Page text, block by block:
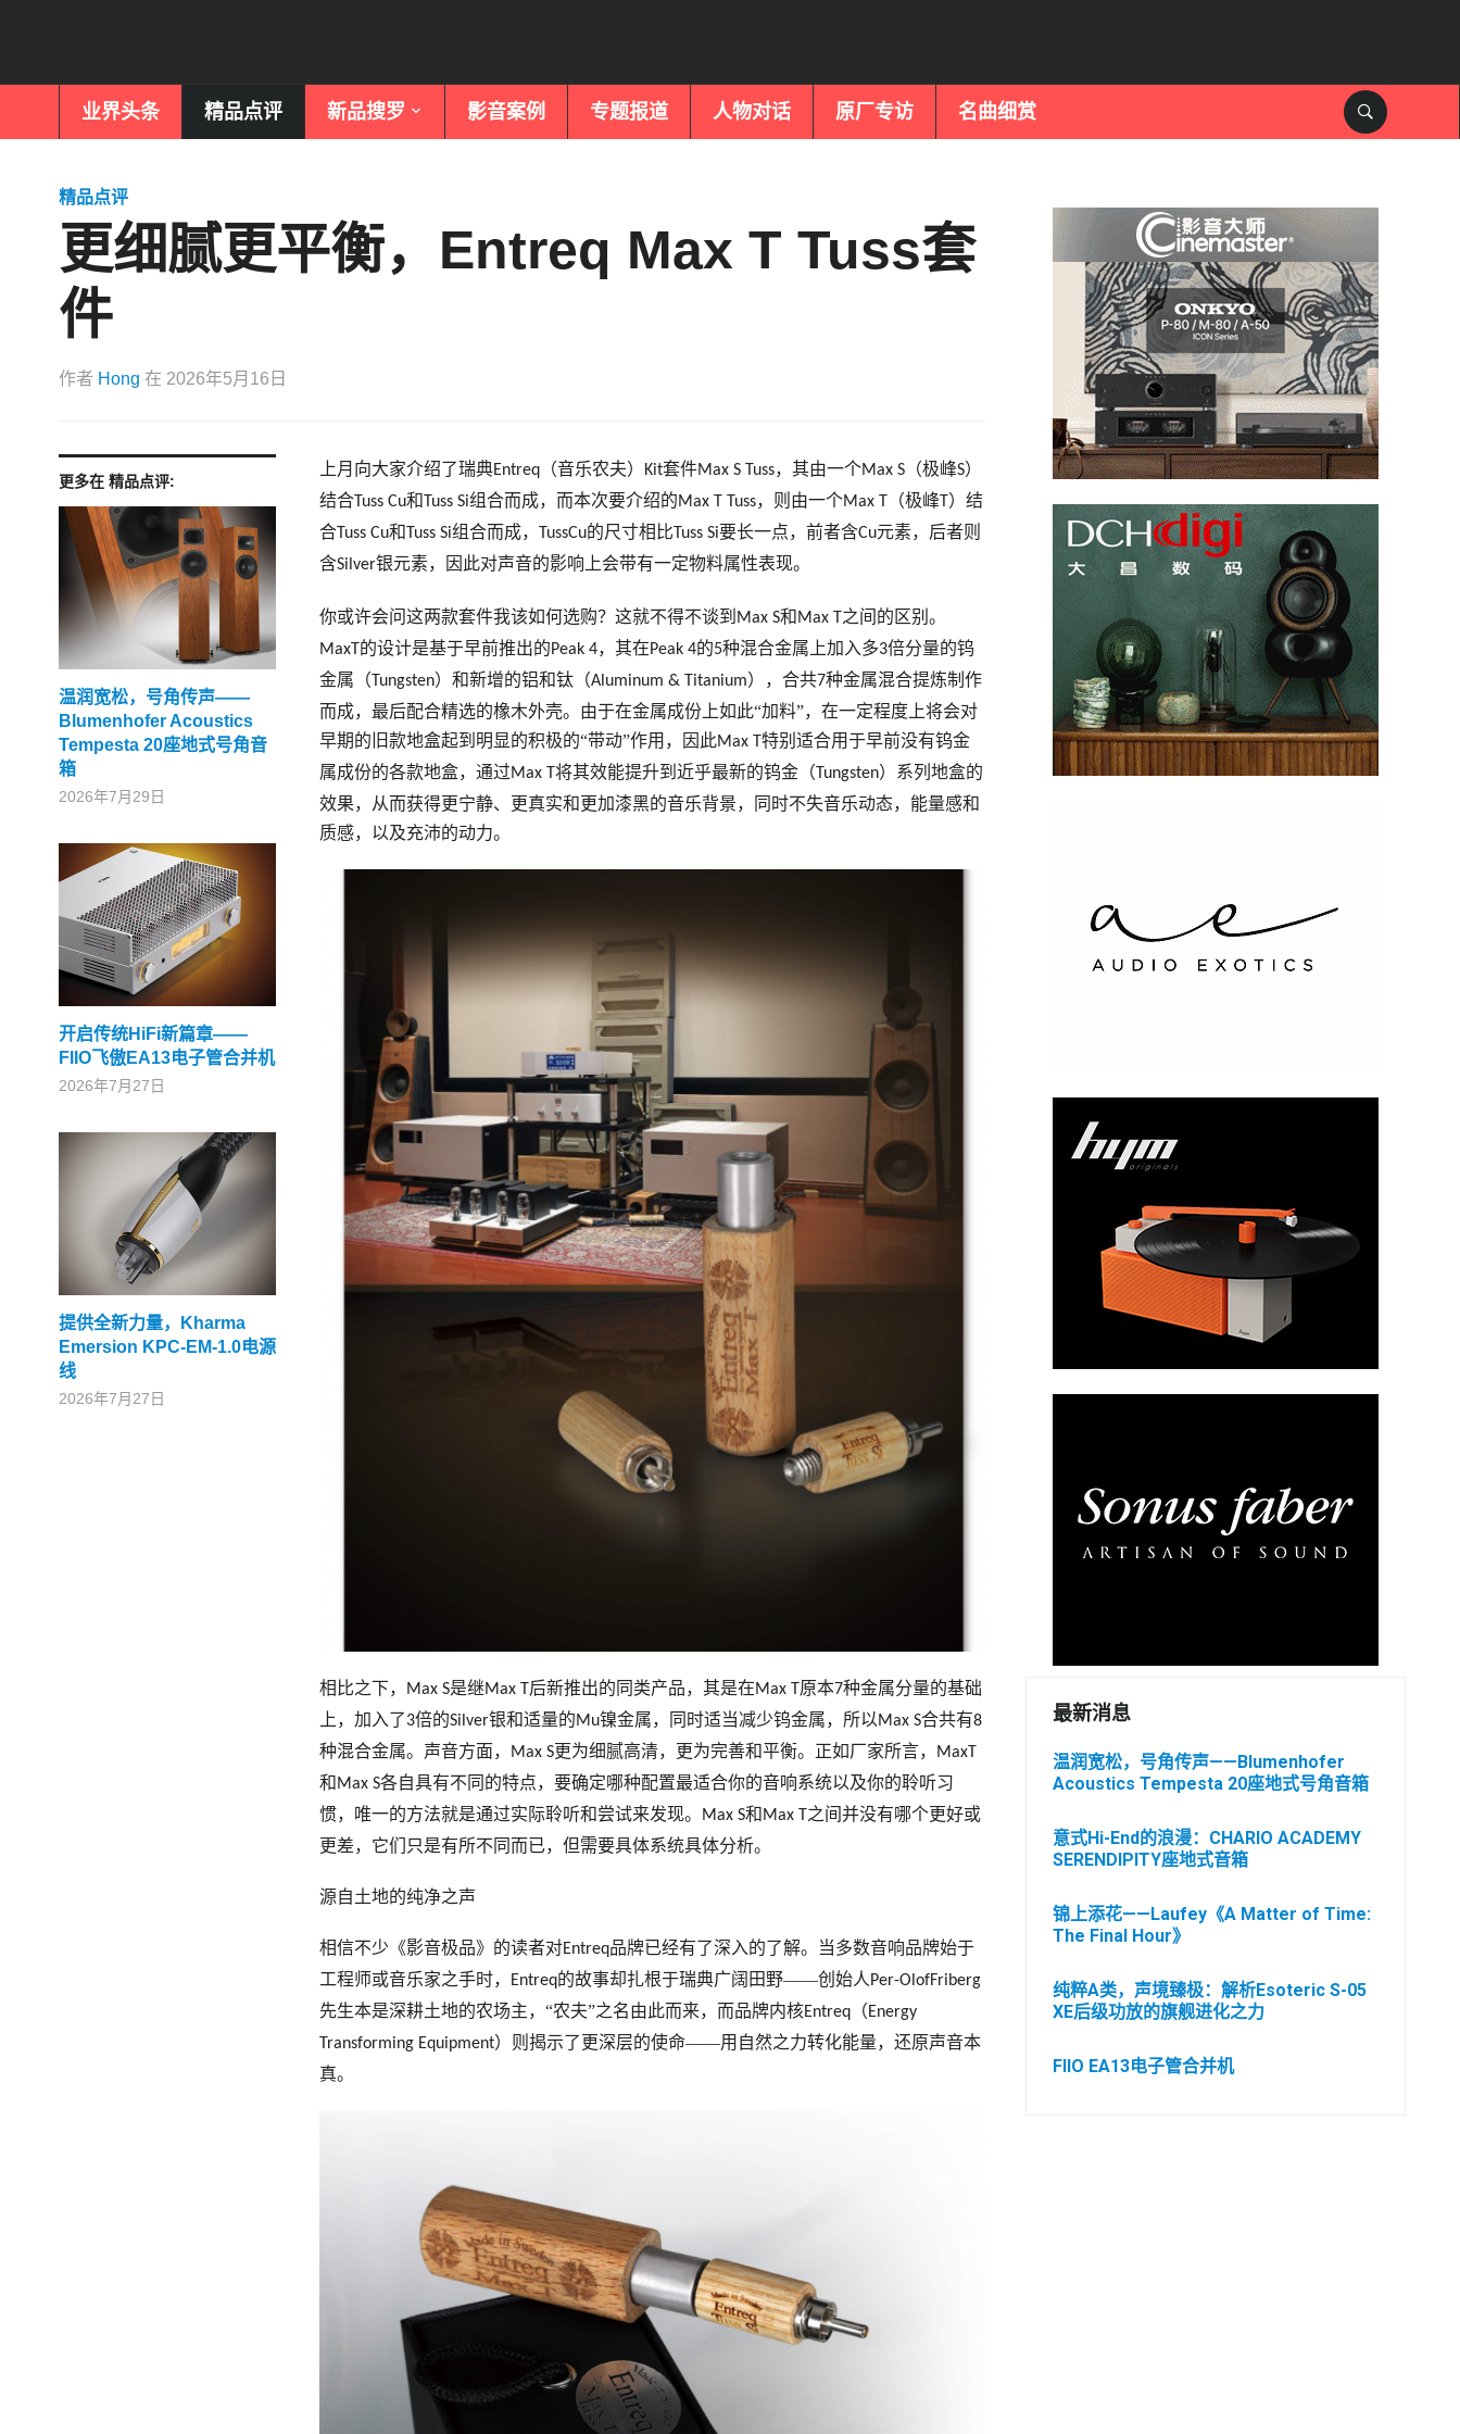
业界头条 精品点评 新品搜罗 影音案例 专题报道 人物对话 原厂专访 名曲细赏
精品点评
更细腻更平衡，Entreq Max T Tuss套
件
作者 Hong 在 2026年5月16日
更多在 精品点评:
温润宽松，号角传声——
Blumenhofer Acoustics
Tempesta 20座地式号角音
箱
2026年7月29日
开启传统HiFi新篇章——
FIIO飞傲EA13电子管合并机
2026年7月27日
提供全新力量，Kharma
Emersion KPC-EM-1.0电源
线
2026年7月27日
上月向大家介绍了瑞典Entreq（音乐农夫） Kit套件Max S Tuss，其由一个Max S（极峰S）
结合Tuss Cu和Tuss Si组合而成，而本次要介绍的Max T Tuss，则由一个Max T（极峰T）结
合Tuss Cu和Tuss Si组合而成， TussCu的尺寸相比Tuss Si要长一点，前者含Cu元素，后者则
含Silver银元素，因此对声音的影响上会带有一定物料属性表现。
你或许会问这两款套件我该如何选购？这就不得不谈到 Max S和 Max T之间的区别。
MaxT的设计是基于早前推出的Peak 4，其在Peak 4的5种混合金属上加入多3倍分量的钨
金属（Tungsten）和新增的铝和钛（Aluminum & Titanium），合共7种金属混合提炼制作
而成，最后配合精选的橡木外壳。由于在金属成份上如此“加料”，在一定程度上将会对
早期的旧款地盒起到明显的积极的“带动”作用，因此Max T特别适合用于早前没有钨金
属成份的各款地盒，通过Max T将其效能提升到近乎最新的钨金（Tungsten）系列地盒的
效果，从而获得更宁静、更真实和更加漆黑的音乐背景，同时不失音乐动态，能量感和
质感，以及充沛的动力。
相比之下， Max S是继Max T后新推出的同类产品，其是在Max T原本7种金属分量的基础
上，加入了3倍的Silver银和适量的Mu镍金属，同时适当减少钨金属，所以Max S合共有8
种混合金属。声音方面， Max S更为细腻高清，更为完善和平衡。正如厂家所言， MaxT
和Max S各自具有不同的特点，要确定哪种配置最适合你的音响系统以及你的聆听习
惯，唯一的方法就是通过实际聆听和尝试来发现。
Max S和Max T之间并没有哪个更好或
更差，它们只是有所不同而已，但需要具体系统具体分析。
源自土地的纯净之声
相信不少《影音极品》的读者对Entreq品牌已经有了深入的了解。当多数音响品牌始于
工程师或音乐家之手时，
Entreq的故事却扎根于瑞典广阔田野——创始人Per-OlofFriberg
先生本是深耕土地的农场主，“农夫”之名由此而来，而品牌内核Entreq（Energy
Transforming Equipment）则揭示了更深层的使命——用自然之力转化能量，还原声音本
真。
最新消息
温润宽松，号角传声——Blumenhofer
Acoustics Tempesta 20座地式号角音箱
意式Hi-End的浪漫：CHARIO ACADEMY
SERENDIPITY座地式音箱
锦上添花——Laufey《A Matter of Time:
The Final Hour》
纯粹A类，声境臻极：解析Esoteric S-05
XE后级功放的旗舰进化之力
FIIO EA13电子管合并机